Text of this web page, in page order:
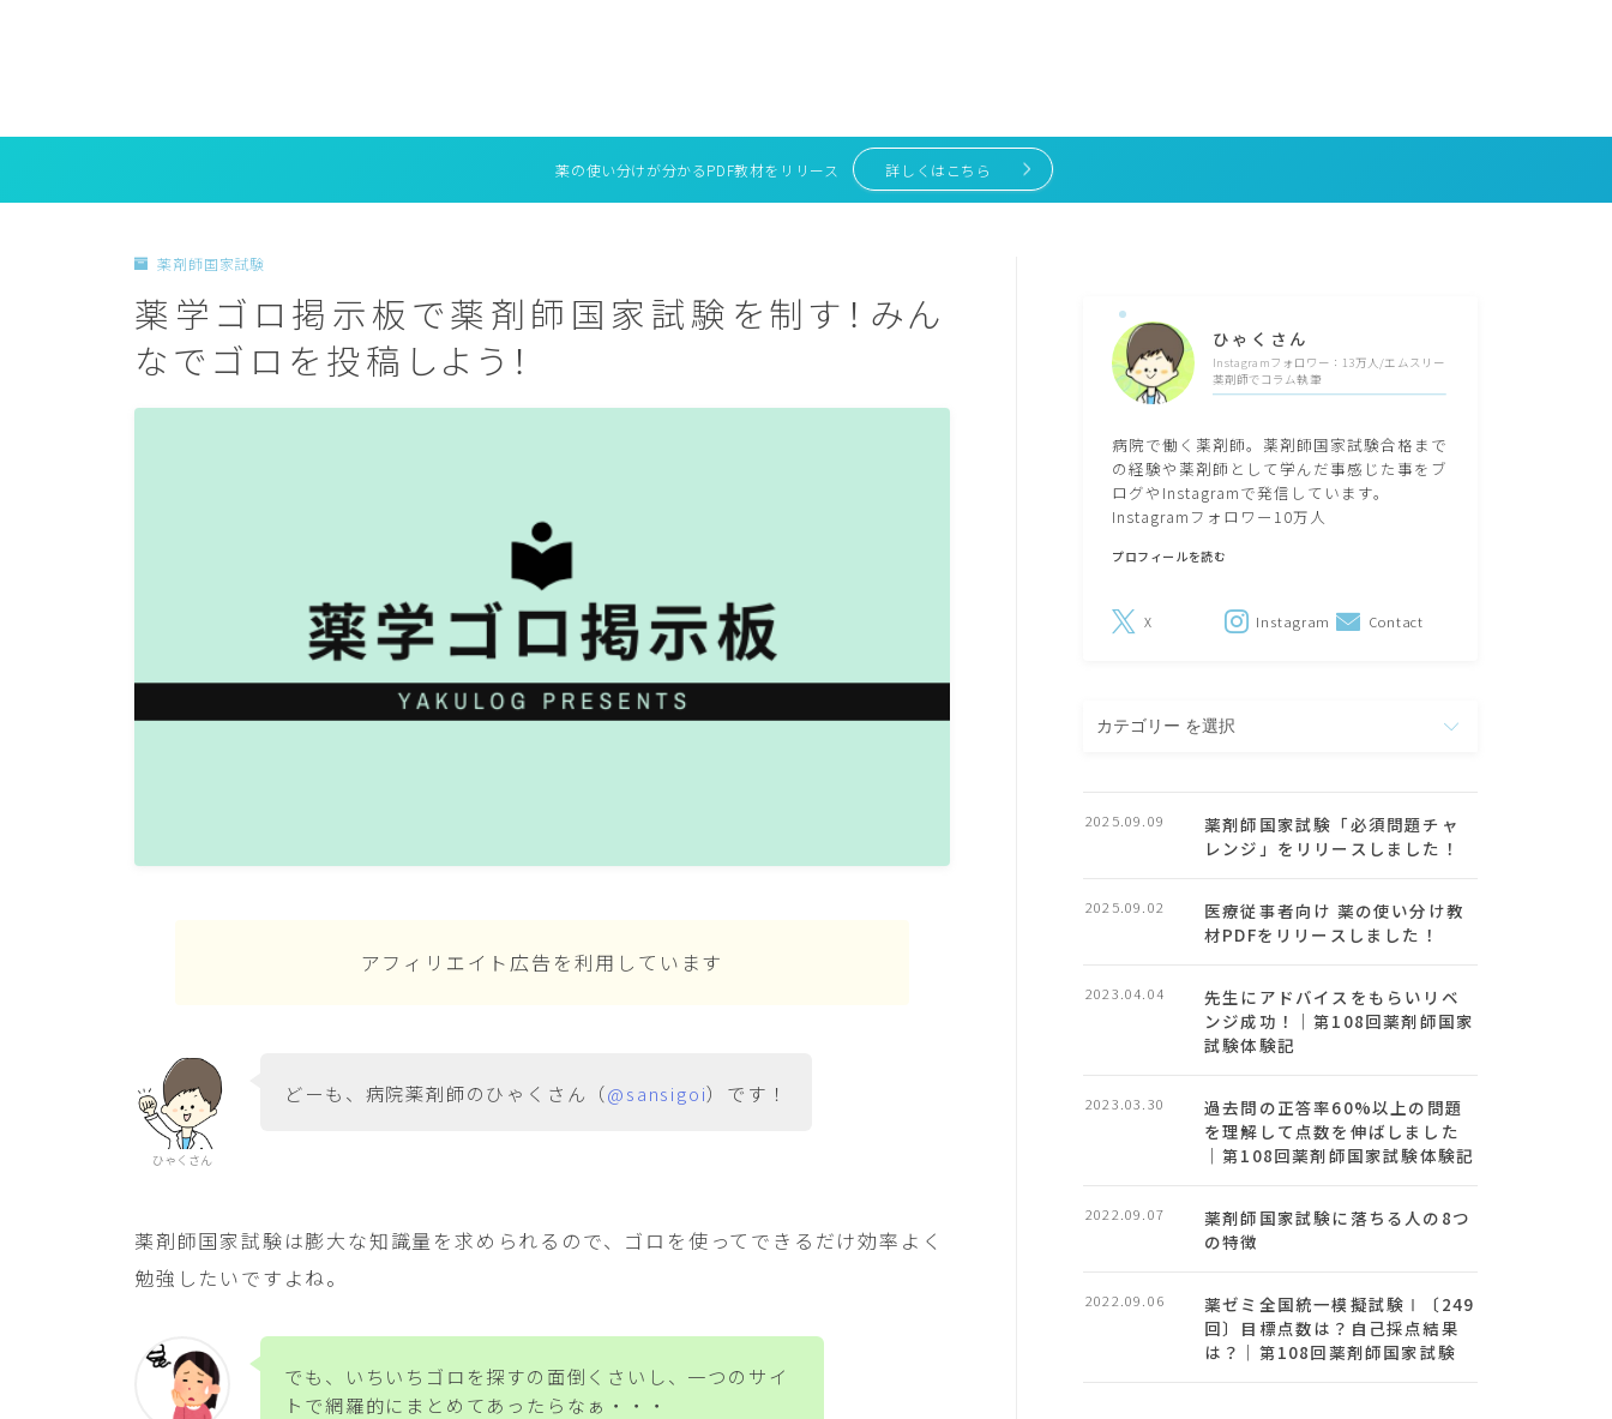
薬の使い分けが分かるPDF教材をリリース 詳しくはこちら
薬剤師国家試験
薬学ゴロ掲示板で薬剤師国家試験を制す！みん
なでゴロを投稿しよう！
アフィリエイト広告を利用しています
ひゃくさん
どーも、病院薬剤師のひゃくさん（@sansigoi）です！
薬剤師国家試験は膨大な知識量を求められるので、ゴロを使ってできるだけ効率よく
勉強したいですよね。
でも、いちいちゴロを探すの面倒くさいし、一つのサイ
トで網羅的にまとめてあったらなぁ・・・
ひゃくさん
Instagramフォロワー：13万人/エムスリー
薬剤師でコラム執筆
病院で働く薬剤師。薬剤師国家試験合格まで
の経験や薬剤師として学んだ事感じた事をブ
ログやInstagramで発信しています。
Instagramフォロワー10万人
プロフィールを読む
X Instagram Contact
テ
ー
薬剤師国家試験「必須問題チャ
レンジ」をリリースしました！
2025.09.09
医療従事者向け 薬の使い分け教
材PDFをリリースしました！
2025.09.02
先生にアドバイスをもらいリベ
ンジ成功！｜第108回薬剤師国家
試験体験記
2023.04.04
過去問の正答率60%以上の問題
を理解して点数を伸ばしました
｜第108回薬剤師国家試験体験記
2023.03.30
薬剤師国家試験に落ちる人の8つ
の特徴
2022.09.07
薬ゼミ全国統一模擬試験Ⅰ〔249
回〕目標点数は？自己採点結果
は？｜第108回薬剤師国家試験
2022.09.06